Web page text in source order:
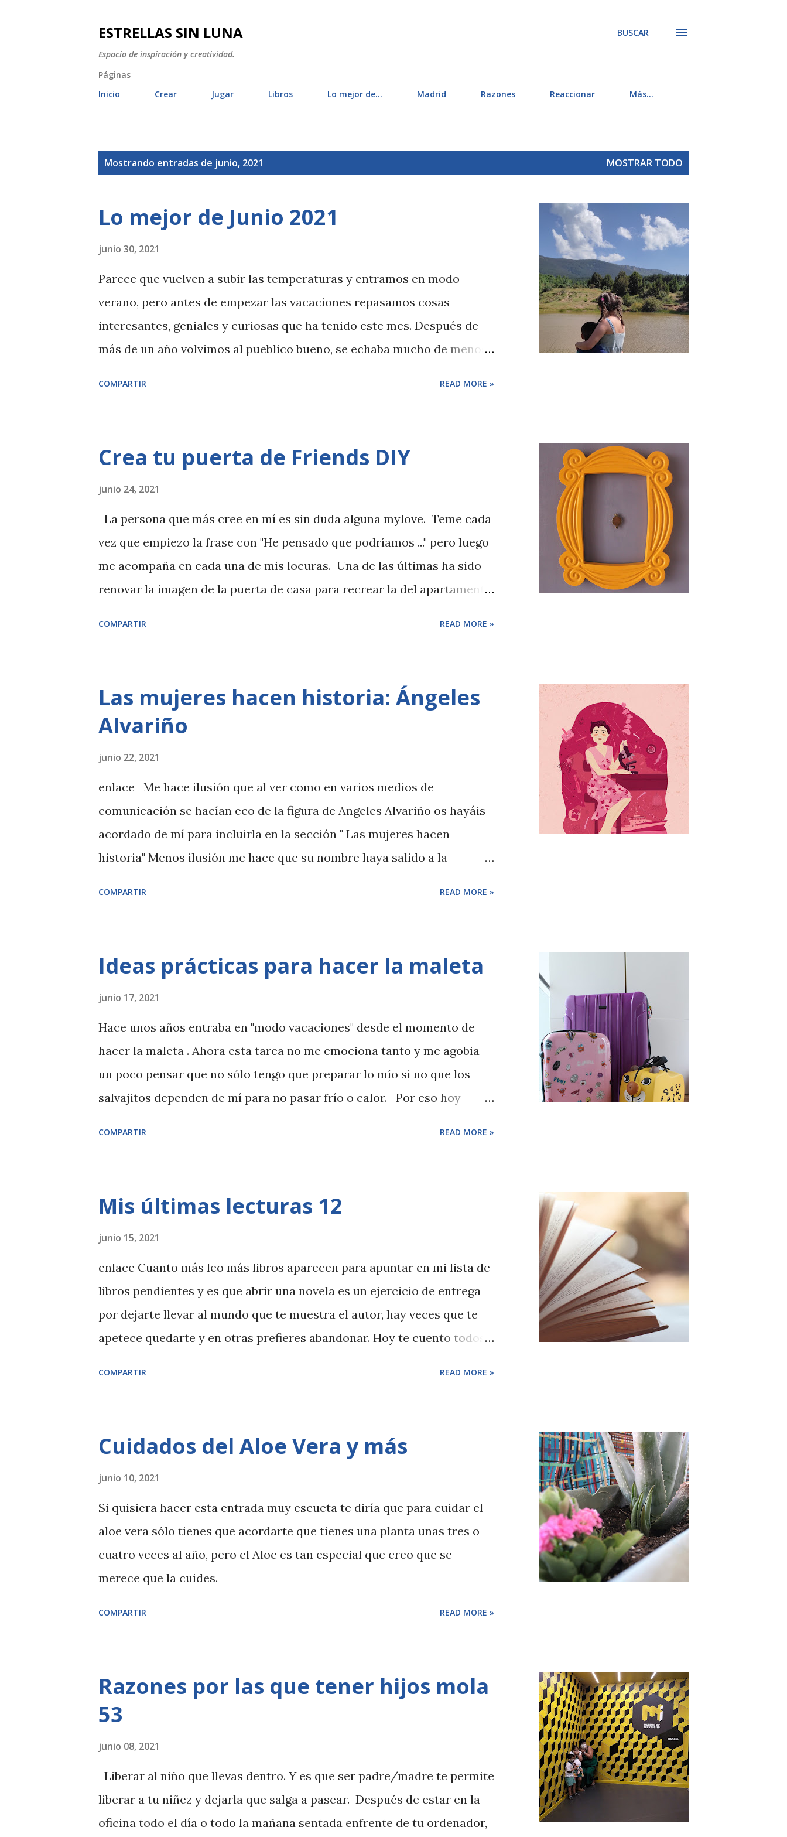
ESTRELLAS SIN LUNA
Espacio de inspiración y creatividad.
BUSCAR
Páginas
Inicio
Crear Jugar Libros Lo mejor de... Madrid Razones Reaccionar Más…
Mostrando entradas de junio, 2021 MOSTRAR TODO
Lo mejor de Junio 2021
junio 30, 2021
Parece que vuelven a subir las temperaturas y entramos en modo
verano, pero antes de empezar las vacaciones repasamos cosas
interesantes, geniales y curiosas que ha tenido este mes. Después de
más de un año volvimos al pueblico bueno, se echaba mucho de menos
¡¡ ¿¿Bañadores de niña con relleno?? !! No doy crédito. Por lo que se ve
una mamá lo ha denunciado en redes. ¿Te apetece un puzzle? A mi me
encantan y algunos son ideales para decorar. Lego vuelve a sorprender
con una máquina de escribir retro que además funciona. Este mes
publiqué los mejores podcast para escuchar y de repente me
encuentro con esta maravilla: "De eso no se habla" Flipa con estas
COMPARTIR READ MORE »
Crea tu puerta de Friends DIY
junio 24, 2021
La persona que más cree en mí es sin duda alguna mylove. Teme cada
vez que empiezo la frase con "He pensado que podríamos ..." pero luego
me acompaña en cada una de mis locuras. Una de las últimas ha sido
renovar la imagen de la puerta de casa para recrear la del apartamento
COMPARTIR READ MORE »
Las mujeres hacen historia: Ángeles
Alvariño
junio 22, 2021
enlace Me hace ilusión que al ver como en varios medios de
comunicación se hacían eco de la figura de Angeles Alvariño os hayáis
acordado de mí para incluirla en la sección " Las mujeres hacen
historia" Menos ilusión me hace que su nombre haya salido a la
COMPARTIR READ MORE »
Ideas prácticas para hacer la maleta
junio 17, 2021
Hace unos años entraba en "modo vacaciones" desde el momento de
hacer la maleta . Ahora esta tarea no me emociona tanto y me agobia
un poco pensar que no sólo tengo que preparar lo mío si no que los
salvajitos dependen de mí para no pasar frío o calor. Por eso hoy
COMPARTIR READ MORE »
Mis últimas lecturas 12
junio 15, 2021
enlace Cuanto más leo más libros aparecen para apuntar en mi lista de
libros pendientes y es que abrir una novela es un ejercicio de entrega
por dejarte llevar al mundo que te muestra el autor, hay veces que te
apetece quedarte y en otras prefieres abandonar. Hoy te cuento todos
COMPARTIR READ MORE »
Cuidados del Aloe Vera y más
junio 10, 2021
Si quisiera hacer esta entrada muy escueta te diría que para cuidar el
aloe vera sólo tienes que acordarte que tienes una planta unas tres o
cuatro veces al año, pero el Aloe es tan especial que creo que se
merece que la cuides.
COMPARTIR READ MORE »
Razones por las que tener hijos mola
53
junio 08, 2021
Liberar al niño que llevas dentro. Y es que ser padre/madre te permite
liberar a tu niñez y dejarla que salga a pasear. Después de estar en la
oficina todo el día o todo la mañana sentada enfrente de tu ordenador,